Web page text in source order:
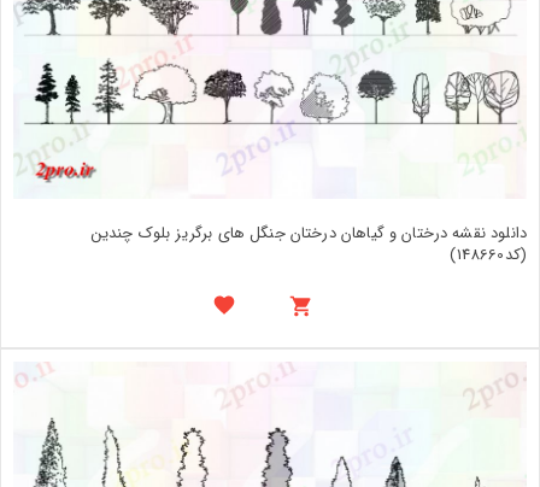
دانلود نقشه درختان و گیاهان درختان جنگل های برگریز بلوک چندین
(کد148660)